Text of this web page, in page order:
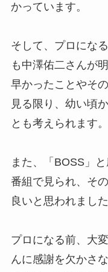
かっています。
そして、プロにな
も中澤佑二さんが
早かったことやそ
見る限り、幼い頃
とも考えられます。
また、「BOSS」
番組で見られ、そ
良いと思われました
プロになる前、大
んに感謝を欠かさ